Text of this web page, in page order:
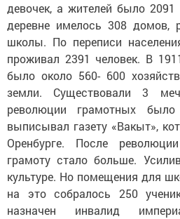
девочек, а жителей было
деревне имелось 308 домов,
школы. По переписи
проживал 2391 человек. В
было около 560- 600
земли. Существовали 3
революции грамотных
выписывал газету «Вакыт»,
Оренбурге. После
грамоту стало больше.
культуре. Но помещения для
на это собралось 250
назначен инвалид